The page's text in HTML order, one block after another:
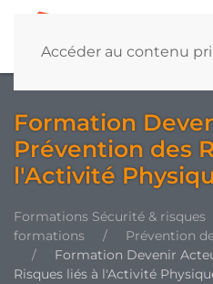
Accéder au contenu
Formation
Prévention des
l'Activité
Formations Sécurité & risques
formations
Prévention
Formation Devenir
Risques liés à l'Activité